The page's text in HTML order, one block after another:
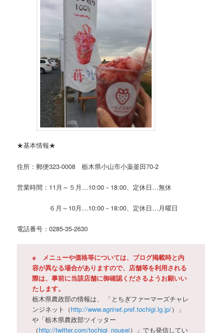
★基本情報★
住所：郵便323-0008 栃木県小山市小薬釜田70-2
営業時間：11月～５月…10:00－18:00、定休日…無休
６月～10月…10:00－18:00、定休日…月曜日
電話番号：0285-35-2630
※ メニューや価格等については、ブログ掲載時と内
容が異なる場合がありますので、店舗等を利用される
際は、事前に当該店舗に御確認くださるようお願いい
たします。
栃木県農政部の情報は、 「とちぎファーマーズチャレ
ンジネット（http://www.agrinet.pref.tochigi.lg.jp/）」
や「栃木県農政部ツイッター
（http://twitter.com/tochigi_nousei）」でも発信してい